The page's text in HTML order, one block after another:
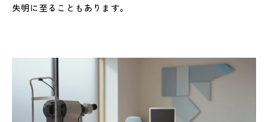
失明に至ることもあります。